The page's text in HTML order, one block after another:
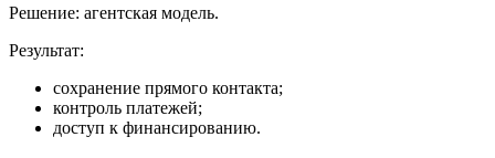
Решение: агентская модель.
Результат:
сохранение прямого контакта;
контроль платежей;
доступ к финансированию.